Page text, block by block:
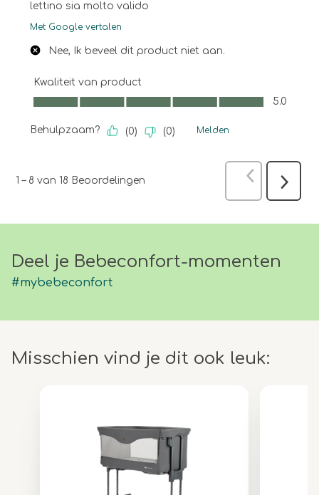
Deel je Bebeconfort-momenten
#mybebeconfort
Misschien vind je dit ook leuk:
lettino sia molto valido
Met Google vertalen
Nee, Ik beveel dit product niet aan.
Kwaliteit van product
Kwaliteit van product, 5.0 van 5
5.0
Behulpzaam? (0) (0) Melden
1 – 8 van 18 Beoordelingen Vorige